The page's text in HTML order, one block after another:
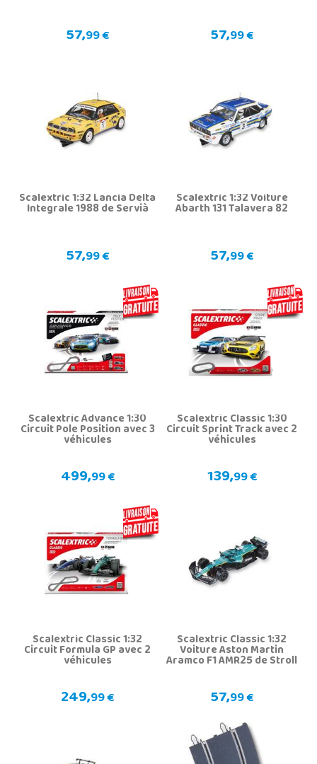
57,99 € 57,99 €
Scalextric 1:32 Lancia Delta
Integrale 1988 de Servià
57,99 €
Scalextric 1:32 Voiture
Abarth 131 Talavera 82
57,99 €
Scalextric Advance 1:30
Circuit Pole Position avec 3
véhicules
499,99 €
Scalextric Classic 1:30
Circuit Sprint Track avec 2
véhicules
139,99 €
Scalextric Classic 1:32
Circuit Formula GP avec 2
véhicules
249,99 €
Scalextric Classic 1:32
Voiture Aston Martin
Aramco F1 AMR25 de Stroll
57,99 €